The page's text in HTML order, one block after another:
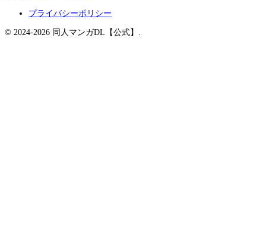
プライバシーポリシー
© 2024-2026 同人マンガDL【公式】.